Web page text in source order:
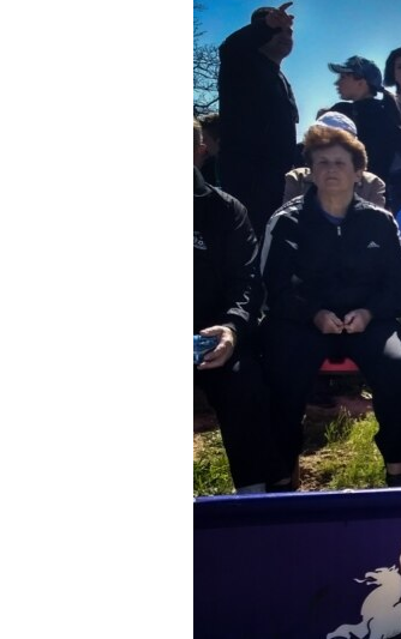
УКРАЇНСЬКА ПРОБЛЕМА КРИМУ